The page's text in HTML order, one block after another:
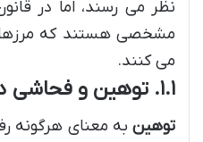
نظر می رسند، اما در
مشخصی هستند که
می کنند.
۱.۱. توهین و فحاشی در قانون
توهین به معنای هرگونه